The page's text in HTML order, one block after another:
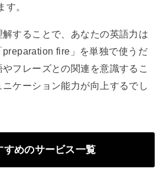
す。
することで、あなたの英語力は
preparation fire」を単独で使うだ
フレーズとの関連を意識するこ
ケーション能力が向上するでし
めのサービス一覧